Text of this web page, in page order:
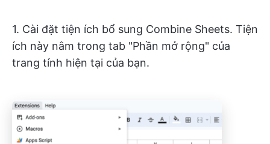
1. Cài đặt tiện ích bổ sung Combine Sheets. Tiện
ích này nằm trong tab "Phần mở rộng" của
trang tính hiện tại của bạn.